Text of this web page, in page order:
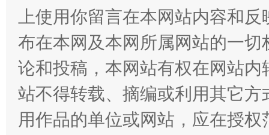
“蜀中异人”王建安的艺术幻境
上使用你留言在本网站内容和
布在本网及本网所属网站的一
论和投稿，本网站有权在网站
站不得转载、摘编或利用其它
用作品的单位或网站，应在授